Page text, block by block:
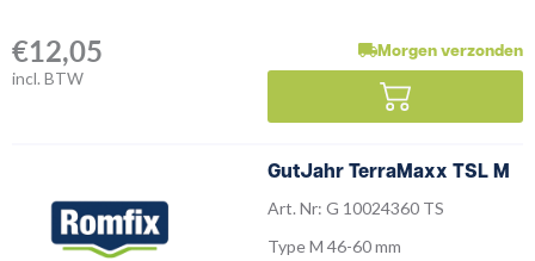
€12,05
incl. BTW
Morgen verzonden
GutJahr TerraMaxx TSL M
Art. Nr: G 10024360 TS
Type M 46-60 mm